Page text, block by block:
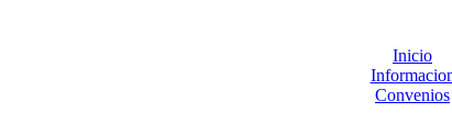
Inicio
Convenios